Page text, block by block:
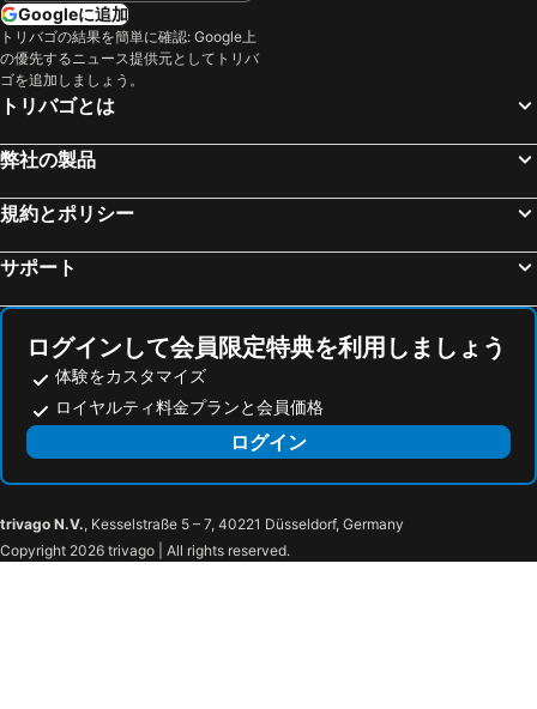
Googleに追加
トリバゴの結果を簡単に確認: Google上
の優先するニュース提供元としてトリバ
ゴを追加しましょう。
トリバゴとは
弊社の製品
規約とポリシー
サポート
ログインして会員限定特典を利用しましょう
体験をカスタマイズ
ロイヤルティ料金プランと会員価格
ログイン
trivago N.V., Kesselstraße 5 – 7, 40221 Düsseldorf, Germany
Copyright 2026 trivago | All rights reserved.